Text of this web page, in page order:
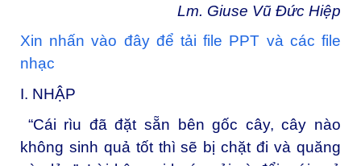
Lm. Giuse Vũ Đức Hiệp
Xin nhấn vào đây để tải file PPT và các file
nhạc
I. NHẬP
“Cái rìu đã đặt sẵn bên gốc cây, cây nào
không sinh quả tốt thì sẽ bị chặt đi và quăng